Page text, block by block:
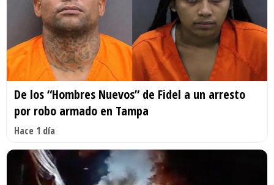
De los “Hombres Nuevos” de Fidel a un arresto
por robo armado en Tampa
Hace 1 día